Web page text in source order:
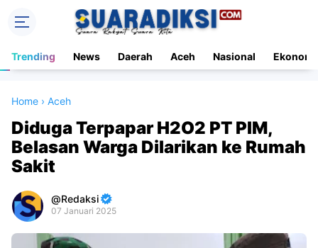
Trending News Daerah Aceh Nasional Ekonomi
Home › Aceh
Diduga Terpapar H2O2 PT PIM,
Belasan Warga Dilarikan ke Rumah
Sakit
Redaksi
07 Januari 2025
Premium